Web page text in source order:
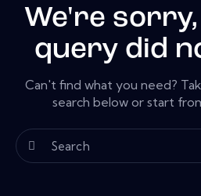
We're
query did
Can't find what you need?
search below or start